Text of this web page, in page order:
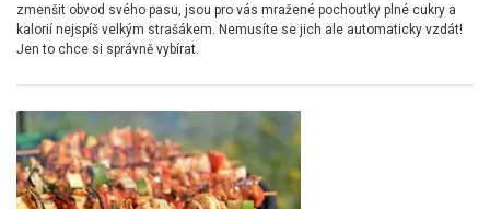
zmenšit obvod svého pasu, jsou pro vás mražené pochoutky plné cukry a
kalorií nejspíš velkým strašákem. Nemusíte se jich ale automaticky vzdát!
Jen to chce si správně vybírat.